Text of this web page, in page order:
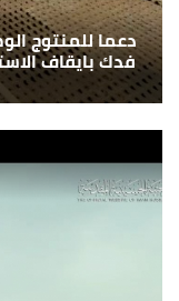
دعما للمنتوج
فدك بايقاف